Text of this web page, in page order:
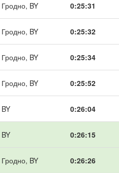
Гродно, BY 0:25:31
Гродно, BY 0:25:32
Гродно, BY 0:25:34
Гродно, BY 0:25:52
BY 0:26:04
BY 0:26:15
Гродно, BY 0:26:26